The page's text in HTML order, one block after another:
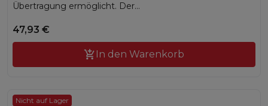
Übertragung ermöglicht. Der...
47,93 €
 In den Warenkorb
Nicht auf Lager